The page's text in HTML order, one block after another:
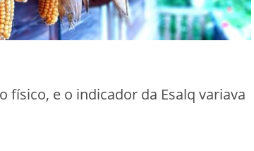
físico, e o indicador da Esalq variava